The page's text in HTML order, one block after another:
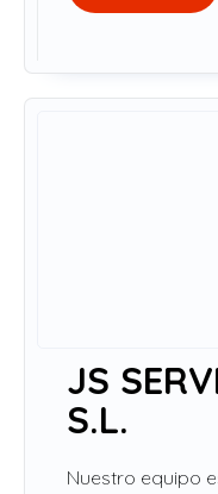
JS
S.L.
Nuestro equipo